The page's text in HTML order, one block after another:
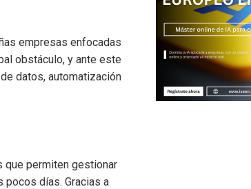
empresas enfocadas
obstáculo, y ante este
datos, automatización
que permiten gestionar
pocos días. Gracias a